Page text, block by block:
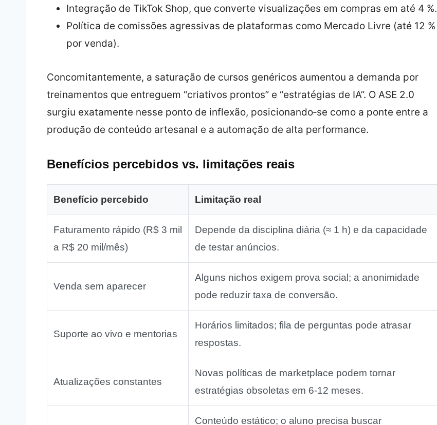
Integração de TikTok Shop, que converte visualizações em compras em até 4 %.
Política de comissões agressivas de plataformas como Mercado Livre (até 12 %
por venda).
Concomitantemente, a saturação de cursos genéricos aumentou a demanda por
treinamentos que entreguem “criativos prontos” e “estratégias de IA”. O ASE 2.0
surgiu exatamente nesse ponto de inflexão, posicionando‑se como a ponte entre a
produção de conteúdo artesanal e a automação de alta performance.
Benefícios percebidos vs. limitações reais
Benefício percebido Limitação real
Faturamento rápido (R$ 3 mil
a R$ 20 mil/mês)
Depende da disciplina diária (≈ 1 h) e da capacidade
de testar anúncios.
Venda sem aparecer
Alguns nichos exigem prova social; a anonimidade
pode reduzir taxa de conversão.
Suporte ao vivo e mentorias
Horários limitados; fila de perguntas pode atrasar
respostas.
Atualizações constantes
Novas políticas de marketplace podem tornar
estratégias obsoletas em 6‑12 meses.
Conteúdo estático; o aluno precisa buscar